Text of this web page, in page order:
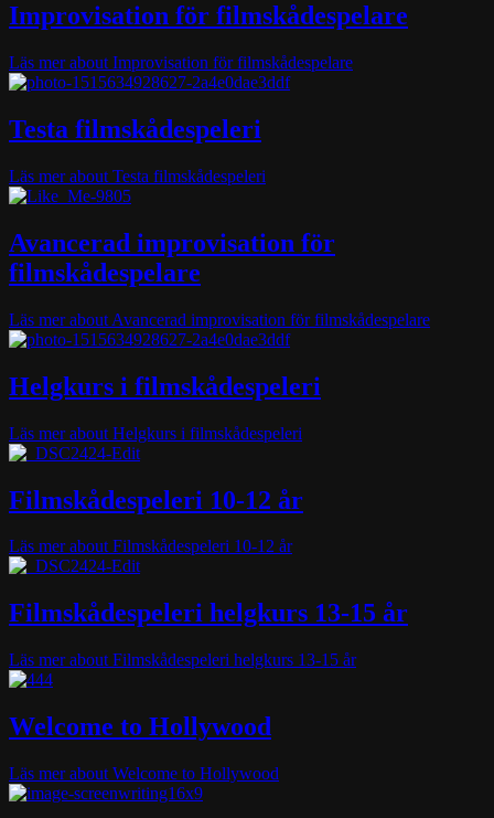
Improvisation för filmskådespelare
Läs merabout Improvisation för filmskådespelare
Testa filmskådespeleri
Läs merabout Testa filmskådespeleri
Avancerad improvisation för
filmskådespelare
Läs merabout Avancerad improvisation för filmskådespelare
Helgkurs i filmskådespeleri
Läs merabout Helgkurs i filmskådespeleri
Filmskådespeleri 10-12 år
Läs merabout Filmskådespeleri 10-12 år
Filmskådespeleri helgkurs 13-15 år
Läs merabout Filmskådespeleri helgkurs 13-15 år
Welcome to Hollywood
Läs merabout Welcome to Hollywood